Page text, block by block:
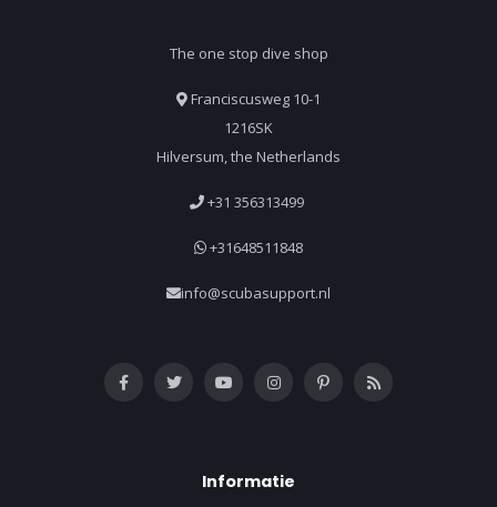
The one stop dive shop
Franciscusweg 10-1
1216SK
Hilversum, the Netherlands
+31 356313499
+31648511848
info@scubasupport.nl
Informatie